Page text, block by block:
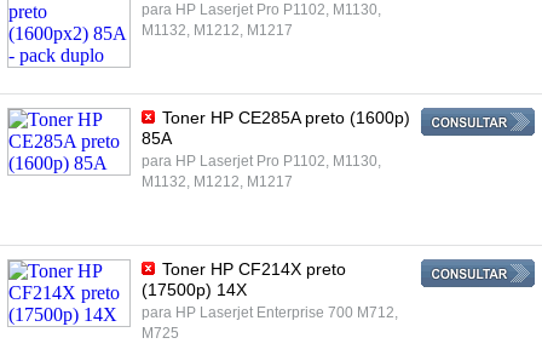
para HP Laserjet Pro P1102, M1130,
M1132, M1212, M1217
Toner HP CE285A preto (1600p)
85A
para HP Laserjet Pro P1102, M1130,
M1132, M1212, M1217
Toner HP CF214X preto
(17500p) 14X
para HP Laserjet Enterprise 700 M712,
M725